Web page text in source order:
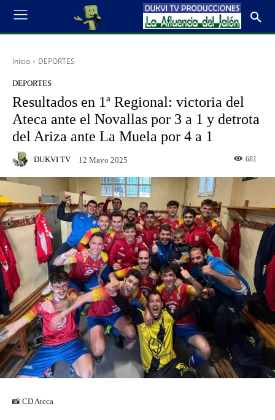
Inicio DEPORTES
DEPORTES
Resultados en 1ª Regional: victoria del
Ateca ante el Novallas por 3 a 1 y detrota
del Ariza ante La Muela por 4 a 1
DUKVI TV 12 Mayo 2025 681
📸 CD Ateca